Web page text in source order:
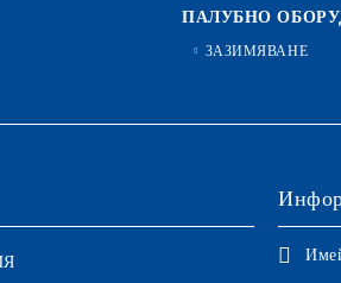
ПАЛУБНО
ЗАЗИМЯВАНЕ